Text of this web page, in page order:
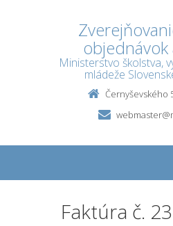
objednávok
Ministerstvo školstva,
mládeže
Černyševského
Faktúra č.